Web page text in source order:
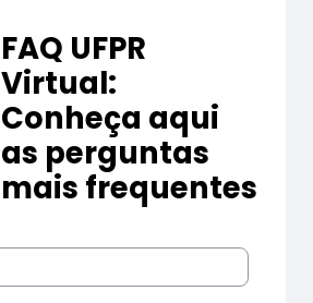
FAQ UFPR
Virtual:
Conheça aqui
as perguntas
mais frequentes